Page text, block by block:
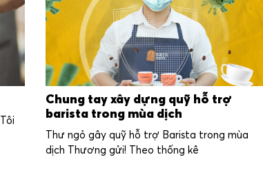
Chung tay xây dựng quỹ hỗ trợ
barista trong mùa dịch
Thư ngỏ gây quỹ hỗ trợ Barista trong mùa
dịch Thương gửi! Theo thống kê